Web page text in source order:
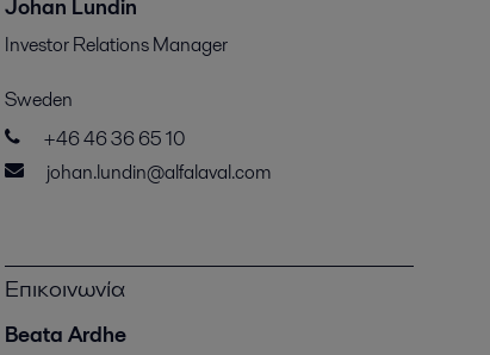
Johan Lundin
Investor Relations Manager
Sweden
+46 46 36 65 10
johan.lundin@alfalaval.com
Επικοινωνία
Beata Ardhe